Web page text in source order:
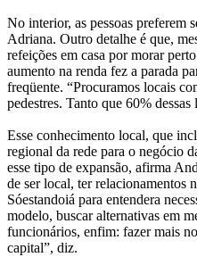
No interior, as pessoas preferem
Adriana. Outro detalhe é que,
refeições em casa por morar
aumento na renda fez a parada
freqüente. “Procuramos locais
pedestres. Tanto que 60%
Esse conhecimento local, que
regional da rede para o negócio
esse tipo de expansão, afirma
de ser local, ter relacionamentos
Sóestandoiá para entendera
modelo, buscar alternativas em
funcionários, enfim: fazer mais
capital”, diz.